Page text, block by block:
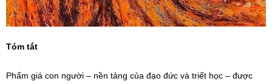
Tóm tắt
Phẩm giá con người – nền tảng của đạo đức và triết học – được